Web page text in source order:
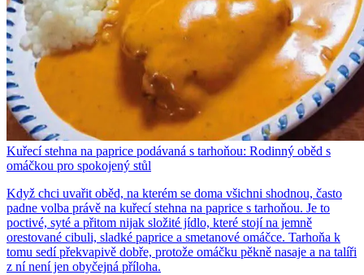
Kuřecí stehna na paprice podávaná s tarhoňou: Rodinný oběd s
omáčkou pro spokojený stůl
Když chci uvařit oběd, na kterém se doma všichni shodnou, často
padne volba právě na kuřecí stehna na paprice s tarhoňou. Je to
poctivé, syté a přitom nijak složité jídlo, které stojí na jemně
orestované cibuli, sladké paprice a smetanové omáčce. Tarhoňa k
tomu sedí překvapivě dobře, protože omáčku pěkně nasaje a na talíři
z ní není jen obyčejná příloha.